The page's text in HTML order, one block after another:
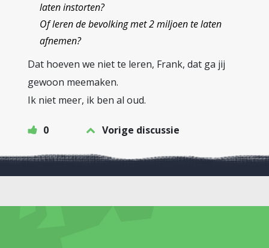
laten instorten?
Of leren de bevolking met 2 miljoen te laten
afnemen?
Dat hoeven we niet te leren, Frank, dat ga jij
gewoon meemaken.
Ik niet meer, ik ben al oud.
0 Vorige discussie